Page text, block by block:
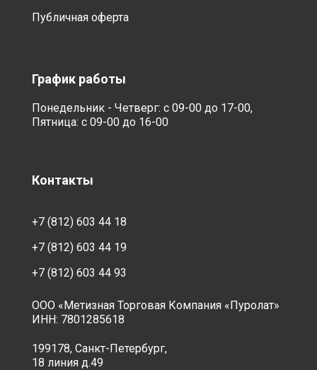
Публичная оферта
График работы
Понедельник - Четверг: с 09-00 до 17-00,
Пятница: с 09-00 до 16-00
Контакты
+7 (812) 603 44 18
+7 (812) 603 44 19
+7 (812) 603 44 93
ООО «Метизная Торговая Компания «Пуролат»
ИНН: 7801285618
199178, Санкт-Петербург,
18 линия д.49